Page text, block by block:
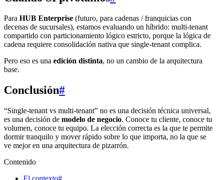
Para HUB Enterprise (futuro, para cadenas / franquicias con
decenas de sucursales), estamos evaluando un híbrido: multi-tenant
compartido con particionamiento lógico estricto, porque la lógica de
cadena requiere consolidación nativa que single-tenant complica.
Pero eso es una edición distinta, no un cambio de la arquitectura
base.
Conclusión#
“Single-tenant vs multi-tenant” no es una decisión técnica universal,
es una decisión de modelo de negocio. Conoce tu cliente, conoce tu
volumen, conoce tu equipo. La elección correcta es la que te permite
dormir tranquilo y mover rápido sobre lo que importa, no la que se
ve mejor en una arquitectura de pizarrón.
Contenido
El contexto#